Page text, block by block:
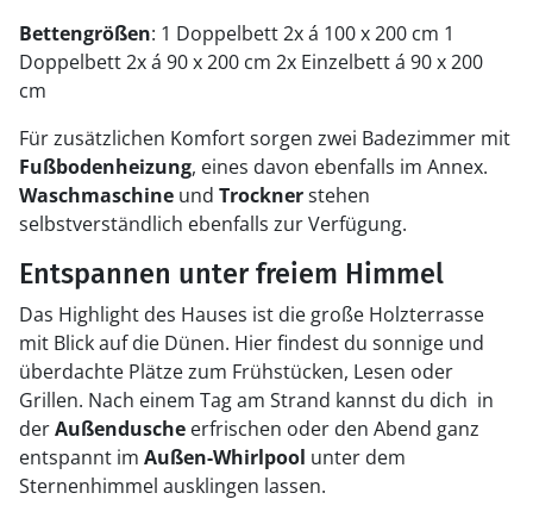
Bettengrößen: 1 Doppelbett 2x á 100 x 200 cm 1
Doppelbett 2x á 90 x 200 cm 2x Einzelbett á 90 x 200
cm
Für zusätzlichen Komfort sorgen zwei Badezimmer mit
Fußbodenheizung, eines davon ebenfalls im Annex.
Waschmaschine und Trocknerstehen
selbstverständlich ebenfalls zur Verfügung.
Entspannen unter freiem Himmel
Das Highlight des Hauses ist die große Holzterrasse
mit Blick auf die Dünen. Hier findest du sonnige und
überdachte Plätze zum Frühstücken, Lesen oder
Grillen. Nach einem Tag am Strand kannst du dich in
derAußendusche erfrischen oder den Abend ganz
entspannt im Außen-Whirlpool unter dem
Sternenhimmel ausklingen lassen.